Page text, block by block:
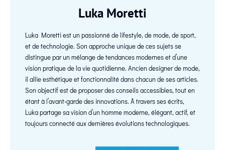
Luka Moretti
Luka Moretti est un passionné de lifestyle, de mode, de sport,
et de technologie. Son approche unique de ces sujets se
distingue par un mélange de tendances modernes et d’une
vision pratique de la vie quotidienne. Ancien designer de mode,
il allie esthétique et fonctionnalité dans chacun de ses articles.
Son objectif est de proposer des conseils accessibles, tout en
étant à l’avant-garde des innovations. À travers ses écrits,
Luka partage sa vision d’un homme moderne, élégant, actif, et
toujours connecté aux dernières évolutions technologiques.